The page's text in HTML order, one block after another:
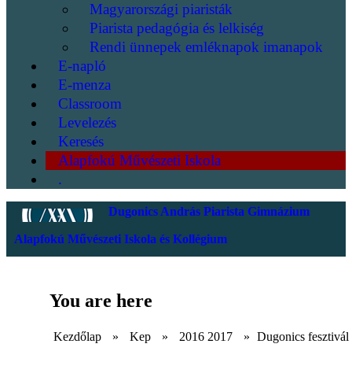
Magyarországi piaristák
Piarista pedagógia és lelkiség
Rendi ünnepek emléknapok imanapok
E-napló
E-menza
Classroom
Levelezés
Keresés
Alapfokú Művészeti Iskola
.
Dugonics András Piarista Gimnázium
Alapfokú Művészeti Iskola és Kollégium
You are here
Kezdőlap » Kep » 2016 2017 » Dugonics fesztivál